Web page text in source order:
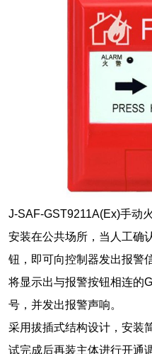
J-SAF-GST9211A(Ex)手动
安装在公共场所，当人工确
钮，即可向控制器发出报警
将显示出与报警按钮相连的
号，并发出报警声响。
采用拔插式结构设计，安装
试完成后再装主体进行开通